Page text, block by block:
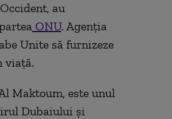
au
ONU. Agenţia
Unite să furnizeze
viaţă.
Maktoum, este unul
Dubaiului și